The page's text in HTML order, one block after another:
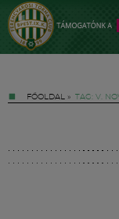
FŐOLDAL » TAG: V.